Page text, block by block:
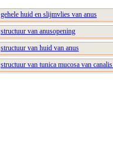
gehele huid en slijmvlies van anus
structuur van anusopening
structuur van huid van anus
structuur van tunica mucosa van